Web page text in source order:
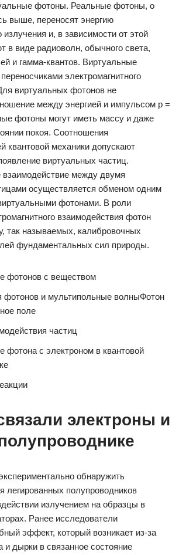
фотоны. Реальные фотоны, о
выше, переносят энергию
излучения и, в зависимости от этой
в виде радиоволн, обычного света,
и гамма-квантов. Виртуальные
электромагнитного
виртуальных фотонов не
между энергией и импульсом р =
фотоны могут иметь массу и даже
покоя. Соотношения
квантовой механики допускают
виртуальных частиц.
взаимодействие между двумя
осуществляется обменом одним
фотонами. В роли
взаимодействия фотон
так называемых, калибровочных
фундаментальных сил природы.
фотонов с веществом
фотонов и мультипольные волныФотон
поле
частиц
фотона с электроном в квантовой
электроны и
обнаружить
легированных полупроводников
излучением на образцы в
Ранее исследователи
эффект, который возникает из-за
и дырки в связанное состояние